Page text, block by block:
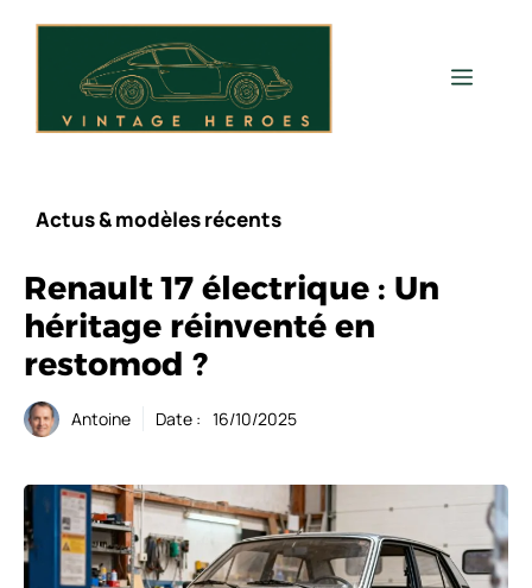
Menu
Actus & modèles récents
Renault 17 électrique : Un
héritage réinventé en
restomod ?
Antoine Date : 16/10/2025